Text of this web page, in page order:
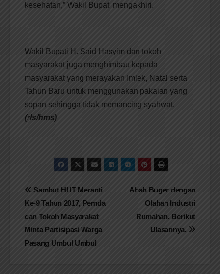
kesehatan,” Wakil Bupati mengakhiri.
Wakil Bupati H. Said Hasyim dan tokoh
masyarakat juga menghimbau kepada
masyarakat yang merayakan Imlek, Natal serta
Tahun Baru untuk menggunakan pakaian yang
sopan sehingga tidak memancing syahwat.
(rls/hms)
Navigasi
pos
Abah Buger dengan
Olahan Industri
Rumahan. Berikut
Ulasannya.
Sambut HUT Meranti
Ke-9 Tahun 2017, Pemda
dan Tokoh Masyarakat
Minta Partisipasi Warga
Pasang Umbul Umbul